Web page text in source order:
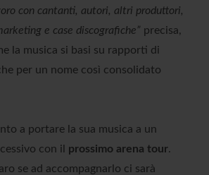
con cantanti, autori, altri produttori,
e case discografiche” precisa,
la musica si basi su rapporti di
per un nome così consolidato
a portare la sua musica a un
con il prossimo arena tour.
se ad accompagnarlo ci sarà